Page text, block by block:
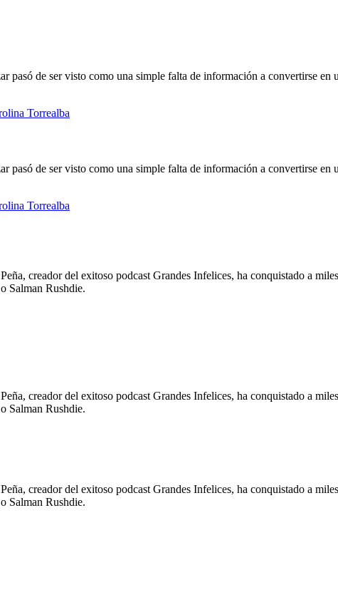
pasó de ser visto como una simple falta de información a convertirse
Torrealba
pasó de ser visto como una simple falta de información a convertirse
Torrealba
creador del exitoso podcast Grandes Infelices, ha conquistado a
Salman Rushdie.
creador del exitoso podcast Grandes Infelices, ha conquistado a
Salman Rushdie.
creador del exitoso podcast Grandes Infelices, ha conquistado a
Salman Rushdie.